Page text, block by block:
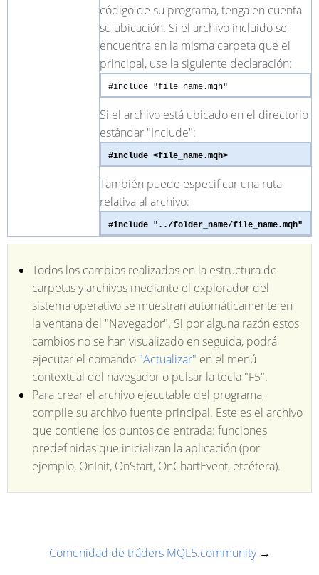
código de su programa, tenga en cuenta
su ubicación. Si el archivo incluido se
encuentra en la misma carpeta que el
principal, use la siguiente declaración:
#include "file_name.mqh"
Si el archivo está ubicado en el directorio
estándar "Include":
#include <file_name.mqh>
También puede especificar una ruta
relativa al archivo:
#include "../folder_name/file_name.mqh"
Todos los cambios realizados en la estructura de
carpetas y archivos mediante el explorador del
sistema operativo se muestran automáticamente en
la ventana del "Navegador". Si por alguna razón estos
cambios no se han visualizado en seguida, podrá
ejecutar el comando "Actualizar" en el menú
contextual del navegador o pulsar la tecla "F5".
Para crear el archivo ejecutable del programa,
compile su archivo fuente principal. Este es el archivo
que contiene los puntos de entrada: funciones
predefinidas que inicializan la aplicación (por
ejemplo, OnInit, OnStart, OnChartEvent, etcétera).
Comunidad de tráders MQL5.community →